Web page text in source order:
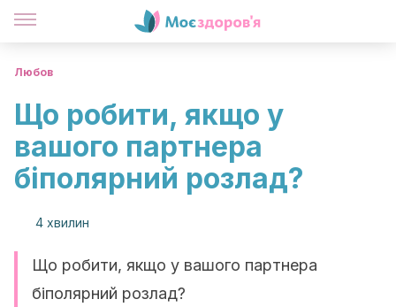
Любов
Що робити, якщо у
вашого партнера
біполярний розлад?
4 хвилин
Що робити, якщо у вашого партнера
біполярний розлад?